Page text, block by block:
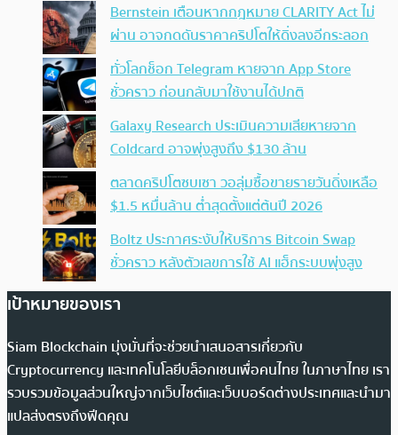
Bernstein เตือนหากกฎหมาย CLARITY Act ไม่
ผ่าน อาจกดดันราคาคริปโตให้ดิ่งลงอีกระลอก
ทั่วโลกช็อก Telegram หายจาก App Store
ชั่วคราว ก่อนกลับมาใช้งานได้ปกติ
Galaxy Research ประเมินความเสียหายจาก
Coldcard อาจพุ่งสูงถึง $130 ล้าน
ตลาดคริปโตซบเซา วอลุ่มซื้อขายรายวันดิ่งเหลือ
$1.5 หมื่นล้าน ต่ำสุดตั้งแต่ต้นปี 2026
Boltz ประกาศระงับให้บริการ Bitcoin Swap
ชั่วคราว หลังตัวเลขการใช้ AI แฮ็กระบบพุ่งสูง
เป้าหมายของเรา
Siam Blockchain มุ่งมั่นที่จะช่วยนำเสนอสารเกี่ยวกับ
Cryptocurrency และเทคโนโลยีบล็อกเชนเพื่อคนไทย ในภาษาไทย เรา
รวบรวมข้อมูลส่วนใหญ่จากเว็บไซต์และเว็บบอร์ดต่างประเทศและนำมา
แปลส่งตรงถึงฟีดคุณ